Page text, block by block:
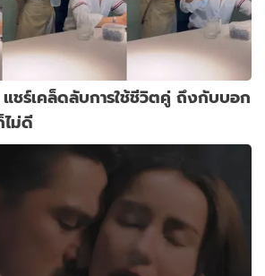
ชร์เคล็ดลับการใช้ชีวิตคู่ ถึงกับบอก
ไม่ดี